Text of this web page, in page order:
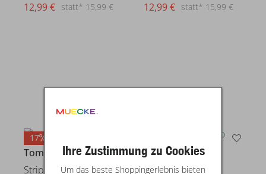
statt* 15,99 €
12,99 € statt* 15,99 €
12,99 €
17
Tom Tailor
Striped t-shirt
Tom Tailor
Oversize polo
Ihre Zustimmung zu Cookies
Um das beste Shoppingerlebnis bieten